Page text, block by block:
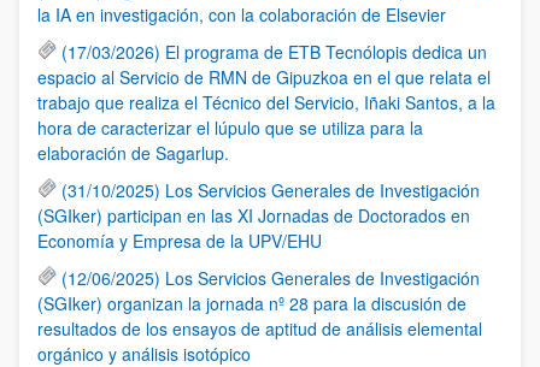
la IA en investigación, con la colaboración de Elsevier
(17/03/2026) El programa de ETB Tecnólopis dedica un
espacio al Servicio de RMN de Gipuzkoa en el que relata el
trabajo que realiza el Técnico del Servicio, Iñaki Santos, a la
hora de caracterizar el lúpulo que se utiliza para la
elaboración de Sagarlup.
(31/10/2025) Los Servicios Generales de Investigación
(SGIker) participan en las XI Jornadas de Doctorados en
Economía y Empresa de la UPV/EHU
(12/06/2025) Los Servicios Generales de Investigación
(SGIker) organizan la jornada nº 28 para la discusión de
resultados de los ensayos de aptitud de análisis elemental
orgánico y análisis isotópico